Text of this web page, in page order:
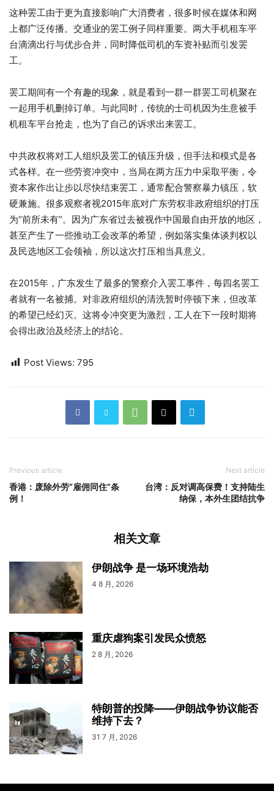
这种罢工由于更为直接影响广大消费者，很多时候在媒体和网
上都广泛传播。交通业的罢工例子同样重要。两大手机租车平
台滴滴出行与优步合并，同时降低司机的车资补贴而引发罢
工。
罢工期间有一个有趣的现象，就是看到一群一群罢工司机聚在
一起用手机删掉订单。与此同时，传统的士司机因为生意被手
机租车平台抢走，也为了自己的诉求出来罢工。
中共政权将对工人组织及罢工的镇压升级，但手法和模式是各
式各样。在一些劳资冲突中，当局在两方压力中采取平衡，令
资本家作出让步以尽快结束罢工，通常配合警察暴力镇压，软
硬兼施。很多观察者视2015年底对广东劳权非政府组织的打压
为“前所未有”。因为广东省过去被视作中国最自由开放的地区，
甚至产生了一些推动工会改革的希望，例如落实集体谈判权以
及民选地区工会领袖，所以这次打压相当具意义。
在2015年，广东发生了最多的警察介入罢工事件，每四名罢工
者就有一名被捕。对非政府组织的清洗暂时停顿下来，但改革
的希望已经幻灭。这将令冲突更为激烈，工人在下一段时期将
会得出政治及经济上的结论。
Post Views: 795
Previous article
香港：废除外劳“雇佣同住”条
例！
Next article
台湾：反对调高保费！支持陆生
纳保，本外生团结抗争
相关文章
伊朗战争 是一场环境浩劫
4 8 月, 2026
重庆虐狗案引发民众愤怒
2 8 月, 2026
特朗普的投降——伊朗战争协议能否
维持下去？
31 7 月, 2026